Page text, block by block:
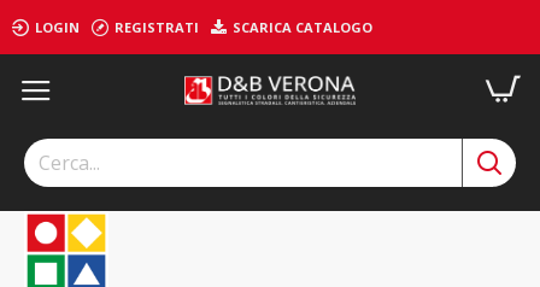
LOGIN REGISTRATI SCARICA CATALOGO